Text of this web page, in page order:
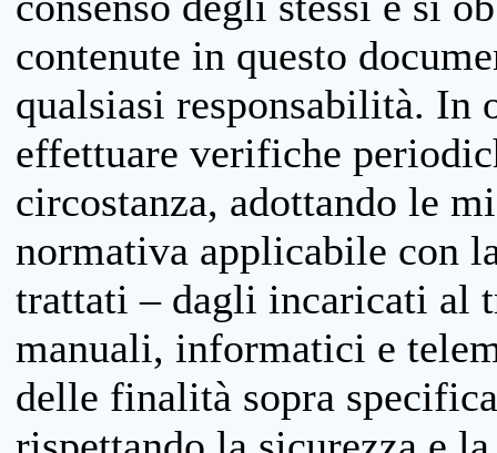
contenute in questo
qualsiasi responsabilità. In
effettuare verifiche
circostanza, adottando le
normativa applicabile con
trattati – dagli incaricati al
manuali, informatici e
delle finalità sopra